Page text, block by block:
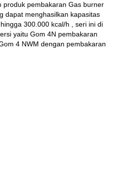
produk pembakaran Gas burner
dapat menghasilkan kapasitas
300.000 kcal/h , seri ini di
yaitu Gom 4N pembakaran
4 NWM dengan pembakaran